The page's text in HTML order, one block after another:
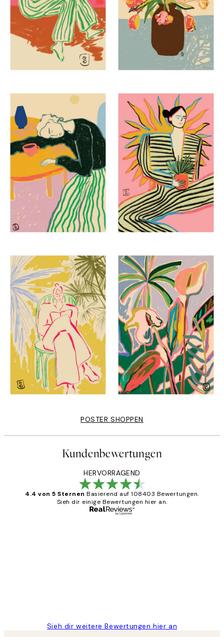
POSTER SHOPPEN
Kundenbewertungen
HERVORRAGEND
4.4 von 5 Sternen Basierend auf 108403 Bewertungen.
Sieh dir einige Bewertungen hier an.
Sieh dir weitere Bewertungen hier an